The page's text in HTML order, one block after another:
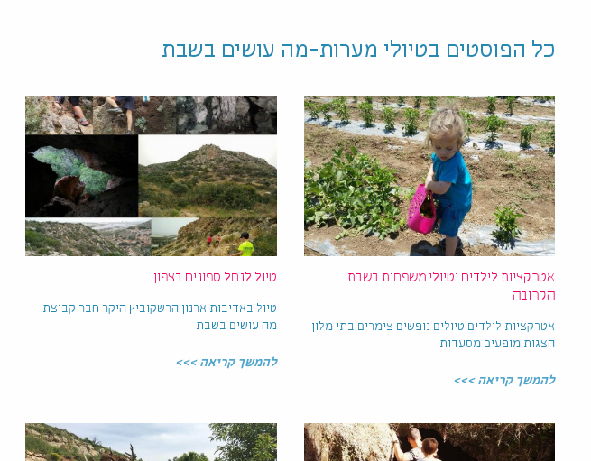
כל הפוסטים בטיולי מערות-מה עושים בשבת
אטרקציות לילדים וטיולי משפחות בשבת
הקרובה
אטרקציות לילדים טיולים נופשים צימרים בתי מלון
הצגות מופעים מסעדות
להמשך קריאה >>>
טיול לנחל ספונים בצפון
טיול באדיבות ארנון הרשקוביץ היקר חבר קבוצת
מה עושים בשבת
להמשך קריאה >>>